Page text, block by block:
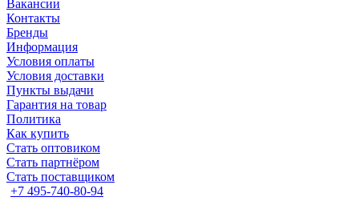
Вакансии
Контакты
Бренды
Информация
Условия оплаты
Условия доставки
Пункты выдачи
Гарантия на товар
Политика
Как купить
Стать оптовиком
Стать партнёром
Стать поставщиком
+7 495-740-80-94